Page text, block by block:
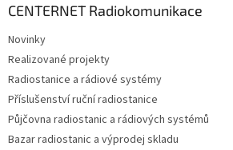
CENTERNET Radiokomunikace
Novinky
Realizované projekty
Radiostanice a rádiové systémy
Příslušenství ruční radiostanice
Půjčovna radiostanic a rádiových systémů
Bazar radiostanic a výprodej skladu